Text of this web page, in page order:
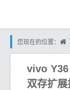
您现在的位置：
vivo
双存扩展